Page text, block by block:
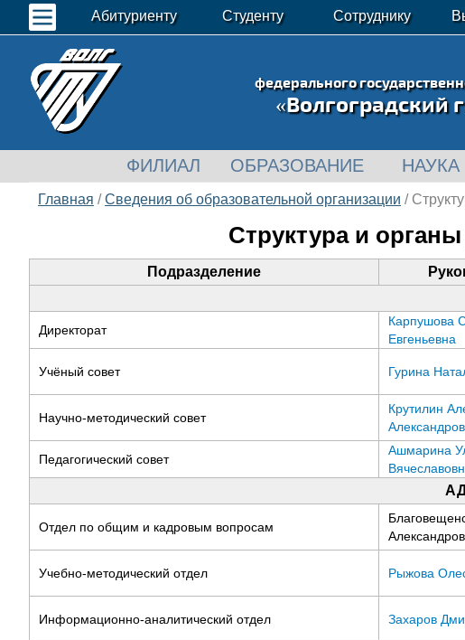
Абитуриенту Студенту Сотруднику
федерального
«Волгоградский
ФИЛИАЛ ОБРАЗОВАНИЕ НАУКА
Главная /Сведения об образовательной организации /
Структура и
Подразделение
Директорат
Карпушова
Евгеньевна
Учёный совет Гурина
Научно-методический совет
Крутилин
Педагогический совет
Ашмарина
Отдел по общим и кадровым вопросам
Учебно-методический отдел Рыжова
Информационно-аналитический отдел Захаров